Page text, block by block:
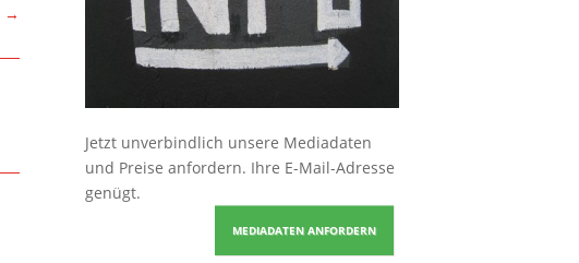
→
Jetzt unverbindlich unsere Mediadaten
und Preise anfordern. Ihre E-Mail-Adresse
genügt.
MEDIADATEN ANFORDERN